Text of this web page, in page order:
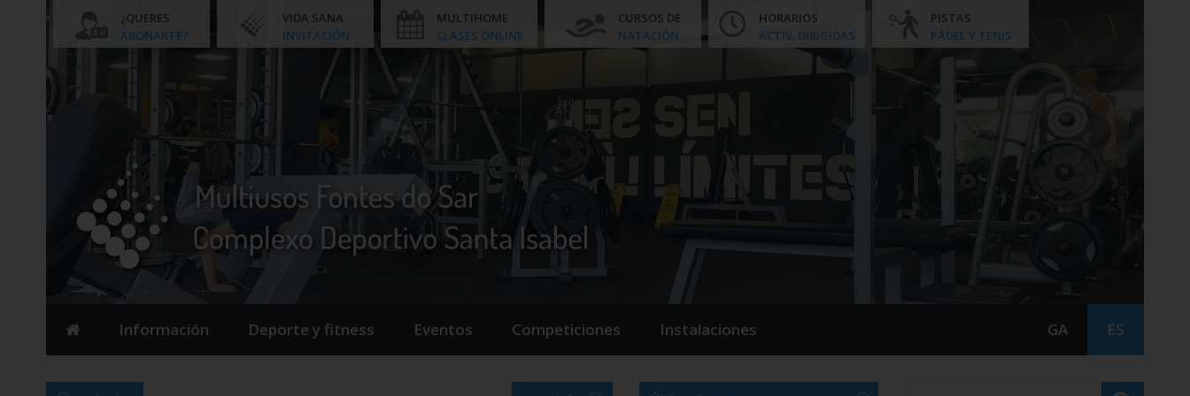
¿QUERES
ABONARTE?
VIDA SANA
INVITACIÓN
MULTIHOME
CLASES ONLINE
CURSOS DE
NATACIÓN
HORARIOS
ACTIV. DIRIGIDAS
PISTAS
PÁDEL Y TENIS
Información Deporte y fitness Eventos Competiciones Instalaciones GA ES